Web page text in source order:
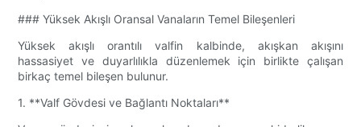
### Yüksek Akışlı Oransal Vanaların Temel Bileşenleri
Yüksek akışlı orantılı valfin kalbinde, akışkan akışını
hassasiyet ve duyarlılıkla düzenlemek için birlikte çalışan
birkaç temel bileşen bulunur.
1. **Valf Gövdesi ve Bağlantı Noktaları**